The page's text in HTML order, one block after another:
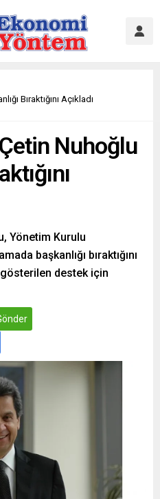
Bıraktığını Açıkladı
Nuhoğlu
Yönetim Kurulu
başkanlığı bıraktığını
destek için